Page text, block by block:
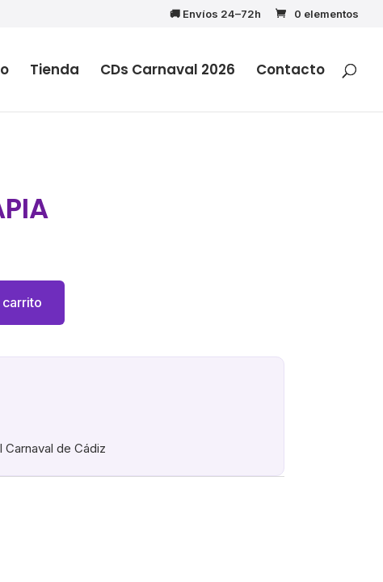
🚚 Envíos 24–72h 0 elementos
Tienda CDs Carnaval 2026 Contacto
carrito
de Cádiz